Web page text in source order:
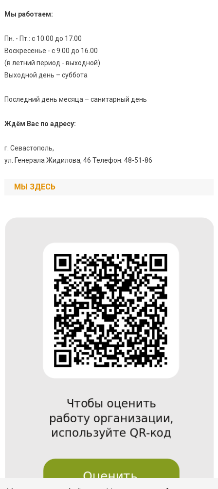
Мы работаем:
Пн. - Пт.: с 10.00 до 17.00
Воскресенье - с 9.00 до 16.00
(в летний период - выходной)
Выходной день – суббота
Последний день месяца – санитарный день
Ждём Вас по адресу:
г. Севастополь,
ул. Генерала Жидилова, 46 Телефон: 48-51-86
МЫ ЗДЕСЬ